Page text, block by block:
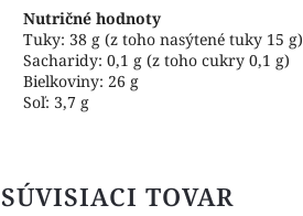
Nutričné hodnoty
Tuky: 38 g (z toho nasýtené tuky 15 g)
Sacharidy: 0,1 g (z toho cukry 0,1 g)
Bielkoviny: 26 g
Soľ: 3,7 g
SÚVISIACI TOVAR